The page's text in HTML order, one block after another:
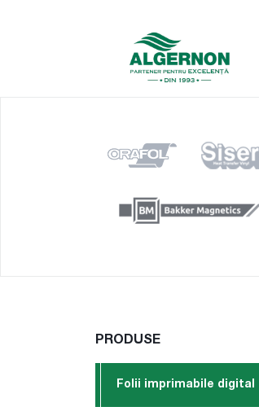
PRODUSE
Folii imprimabile digital